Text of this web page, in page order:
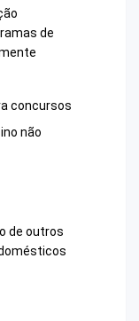
de
concursos
não
de outros